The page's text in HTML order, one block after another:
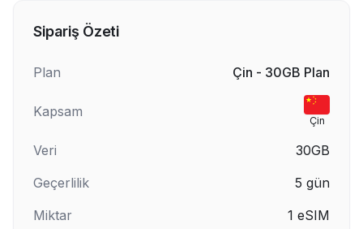
Sipariş Özeti
Plan Çin - 30GB Plan
Kapsam
Çin
Veri
30GB
Geçerlilik
5 gün
Miktar
1 eSIM